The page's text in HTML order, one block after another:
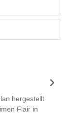
hergestellt
Flair in